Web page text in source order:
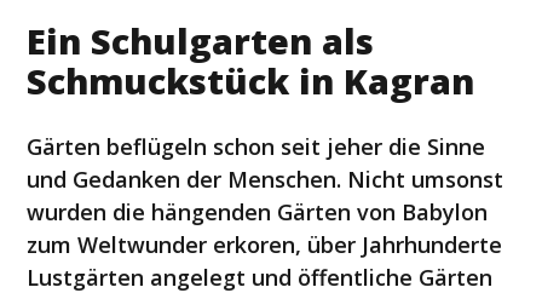
Ein Schulgarten als
Schmuckstück in Kagran
Gärten beflügeln schon seit jeher die Sinne
und Gedanken der Menschen. Nicht umsonst
wurden die hängenden Gärten von Babylon
zum Weltwunder erkoren, über Jahrhunderte
Lustgärten angelegt und öffentliche Gärten